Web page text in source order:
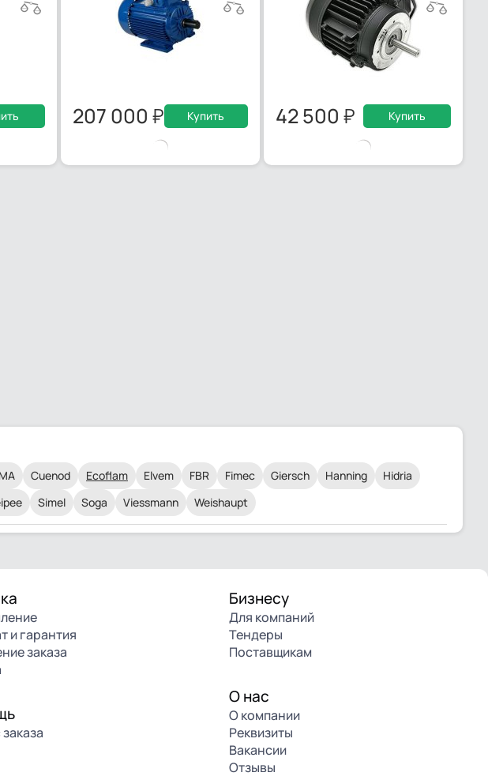
207 000 Купить 42 500 Купить
Cuenod Ecoflam Elvem FBR Fimec Giersch Hanning
Hidria
Simel Soga Viessmann Weishaupt
и гарантия
заказа
Бизнесу
Для компаний
Тендеры
Поставщикам
О нас
О компании
Реквизиты
Вакансии
Отзывы